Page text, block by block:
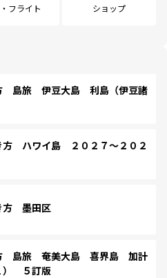
フライト ショップ
島旅 伊豆大島 利島（伊豆諸
ハワイ島 ２０２７～２０２
方 墨田区
島旅 奄美大島 喜界島 加計
） ５訂版